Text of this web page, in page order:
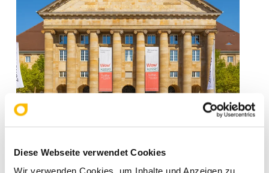
Diese Webseite verwendet Cookies
Wir verwenden Cookies, um Inhalte und Anzeigen zu
Nicht zuletzt schafft das